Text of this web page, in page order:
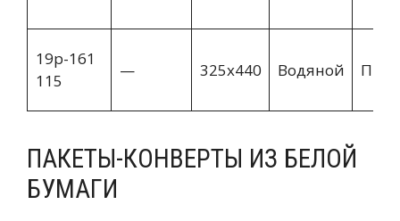
19p-161
115
— 325х440 Водяной
ПАКЕТЫ-КОНВЕРТЫ ИЗ БЕЛОЙ
БУМАГИ